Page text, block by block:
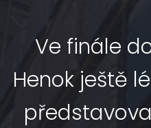
Ve finále
Henok ještě